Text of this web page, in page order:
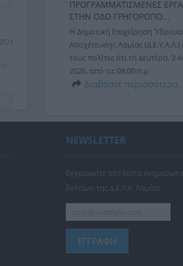
-
Τ.Κ.
26
συ...
ΠΡΟΓΡΑΜΜΑΤΙΣΜΕΝΕΣ
ΣΤΗΝ ΟΔΟ ΓΡΗΓΟΡΟΠΟ...
Η Δημοτική Επιχείρηση
Αποχέτευσης Λαμίας (Δ.Ε.Υ.Α.Λ.)
τους πολίτες ότι τη Δευτέρα, 3
2026, από τις 08:00 π.μ.
Διαβάστε περισσότερα…
NEWSLETTER
Εγγραφείτε στη λίστα
δελτίων της Δ.Ε.Υ.Α. Λαμίας
ΕΓΓΡΑΦΗ